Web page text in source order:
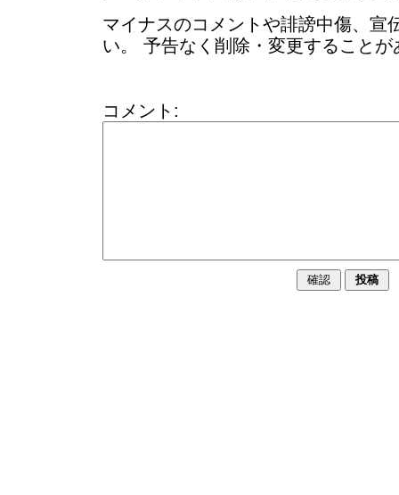
マイナスのコメントや誹謗中傷、宣
い。 予告なく削除・変更することが
コメント: